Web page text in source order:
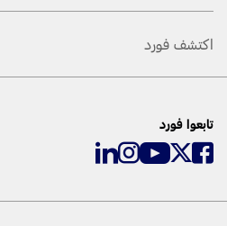
اكتشف فورد
تابعوا فورد